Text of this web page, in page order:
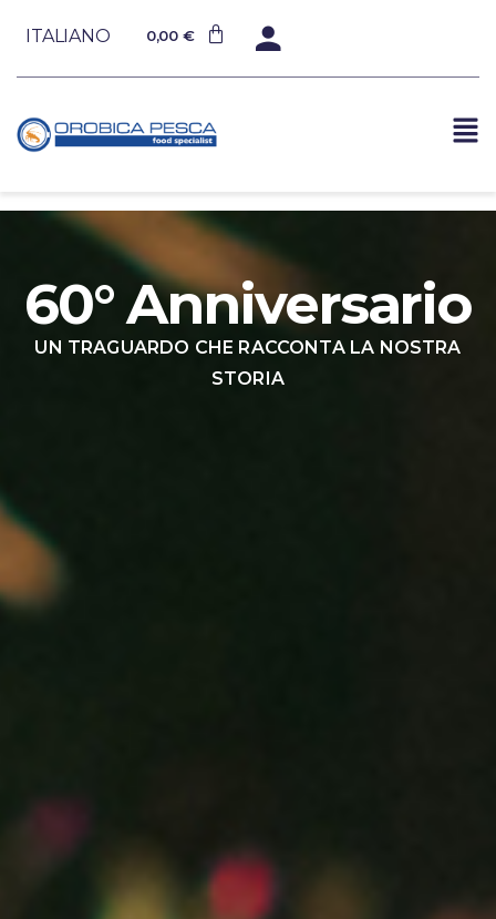
ITALIANO 0,00 €
60° Anniversario
UN TRAGUARDO CHE RACCONTA LA NOSTRA
STORIA